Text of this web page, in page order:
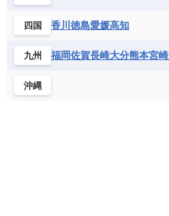
北マケドニア
フランス領ギアナ
ベネズエラ
ベリーズ
ボリビア
メキシコ
チュニジア
ナミビア
ニジェール
マダガスカル
四国 香川 徳島愛媛高知
九州 福岡佐賀長崎大分熊本宮崎
沖縄